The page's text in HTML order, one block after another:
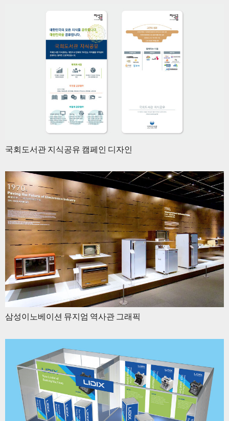
국회도서관 지식공유 캠페인 디자인
삼성이노베이션 뮤지엄 역사관 그래픽